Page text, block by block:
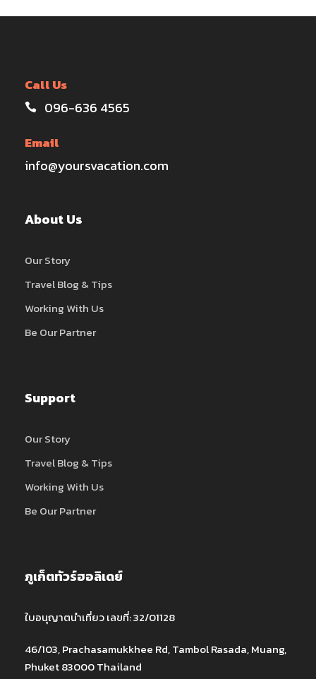
Call Us
096-636 4565
Email
info@yoursvacation.com
About Us
Our Story
Travel Blog & Tips
Working With Us
Be Our Partner
Support
Our Story
Travel Blog & Tips
Working With Us
Be Our Partner
ภูเก็ตทัวร์ฮอลิเดย์
ใบอนุญาตนำเที่ยว เลขที่: 32/01128
46/103, Prachasamukkhee Rd, Tambol Rasada, Muang,
Phuket 83000 Thailand